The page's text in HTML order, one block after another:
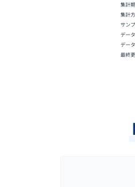
集計
集計
サン
デー
デー
最終